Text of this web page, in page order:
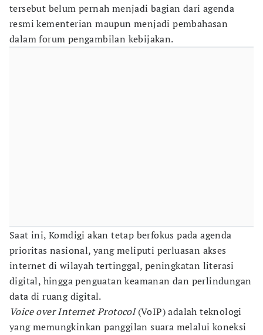
tersebut belum pernah menjadi bagian dari agenda
resmi kementerian maupun menjadi pembahasan
dalam forum pengambilan kebijakan.
Saat ini, Komdigi akan tetap berfokus pada agenda
prioritas nasional, yang meliputi perluasan akses
internet di wilayah tertinggal, peningkatan literasi
digital, hingga penguatan keamanan dan perlindungan
data di ruang digital.
Voice over Internet Protocol(VoIP) adalah teknologi
yang memungkinkan panggilan suara melalui koneksi